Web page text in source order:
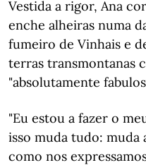
Vestida a rigor, Ana
enche alheiras numa
fumeiro de Vinhais e
terras transmontanas
"absolutamente
"Eu estou a fazer o
isso muda tudo: muda
como nos